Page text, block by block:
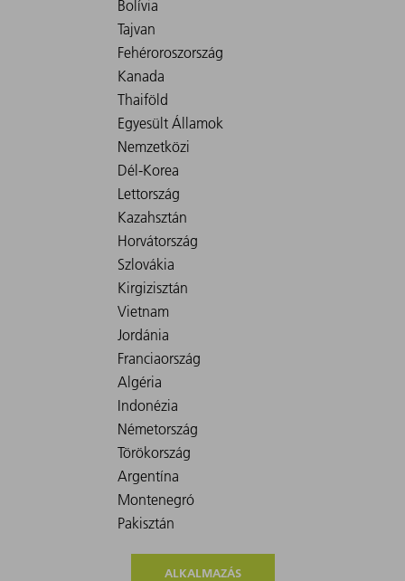
ALKALMAZÁS